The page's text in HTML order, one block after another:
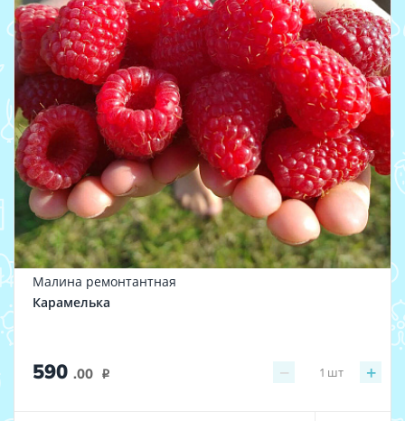
Малина ремонтантная
Карамелька
590 .00 i − +
1 шт